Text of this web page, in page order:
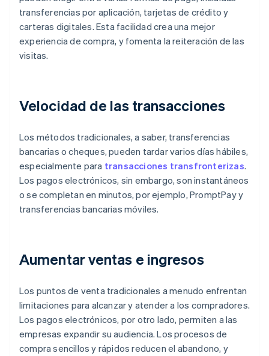
transferencias por aplicación, tarjetas de crédito y
carteras digitales. Esta facilidad crea una mejor
experiencia de compra, y fomenta la reiteración de las
visitas.
Velocidad de las transacciones
Los métodos tradicionales, a saber, transferencias
bancarias o cheques, pueden tardar varios días hábiles,
especialmente para transacciones transfronterizas.
Los pagos electrónicos, sin embargo, son instantáneos
o se completan en minutos, por ejemplo, PromptPay y
transferencias bancarias móviles.
Aumentar ventas e ingresos
Los puntos de venta tradicionales a menudo enfrentan
limitaciones para alcanzar y atender a los compradores.
Los pagos electrónicos, por otro lado, permiten a las
empresas expandir su audiencia. Los procesos de
compra sencillos y rápidos reducen el abandono, y